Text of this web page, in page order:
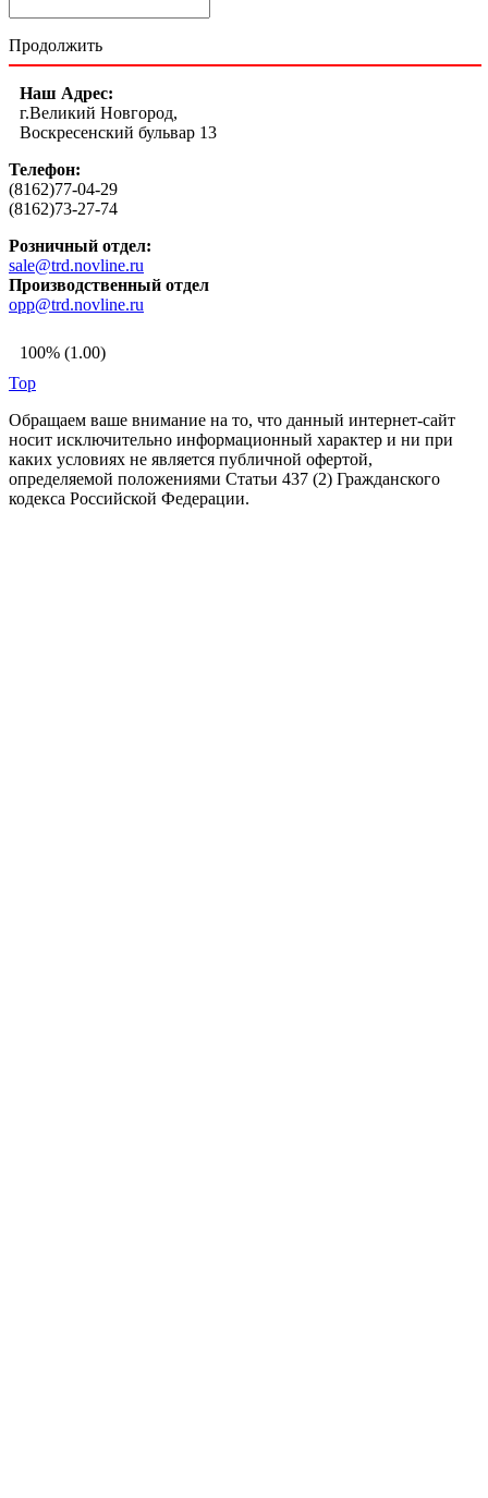
Продолжить
Наш Адрес:
г.Великий Новгород,
Воскресенский бульвар 13
Телефон:
(8162)77-04-29
(8162)73-27-74
Розничный отдел:
sale@trd.novline.ru
Производственный отдел
opp@trd.novline.ru
100% (1.00)
Top
Обращаем ваше внимание на то, что данный интернет-сайт
носит исключительно информационный характер и ни при
каких условиях не является публичной офертой,
определяемой положениями Статьи 437 (2) Гражданского
кодекса Российской Федерации.